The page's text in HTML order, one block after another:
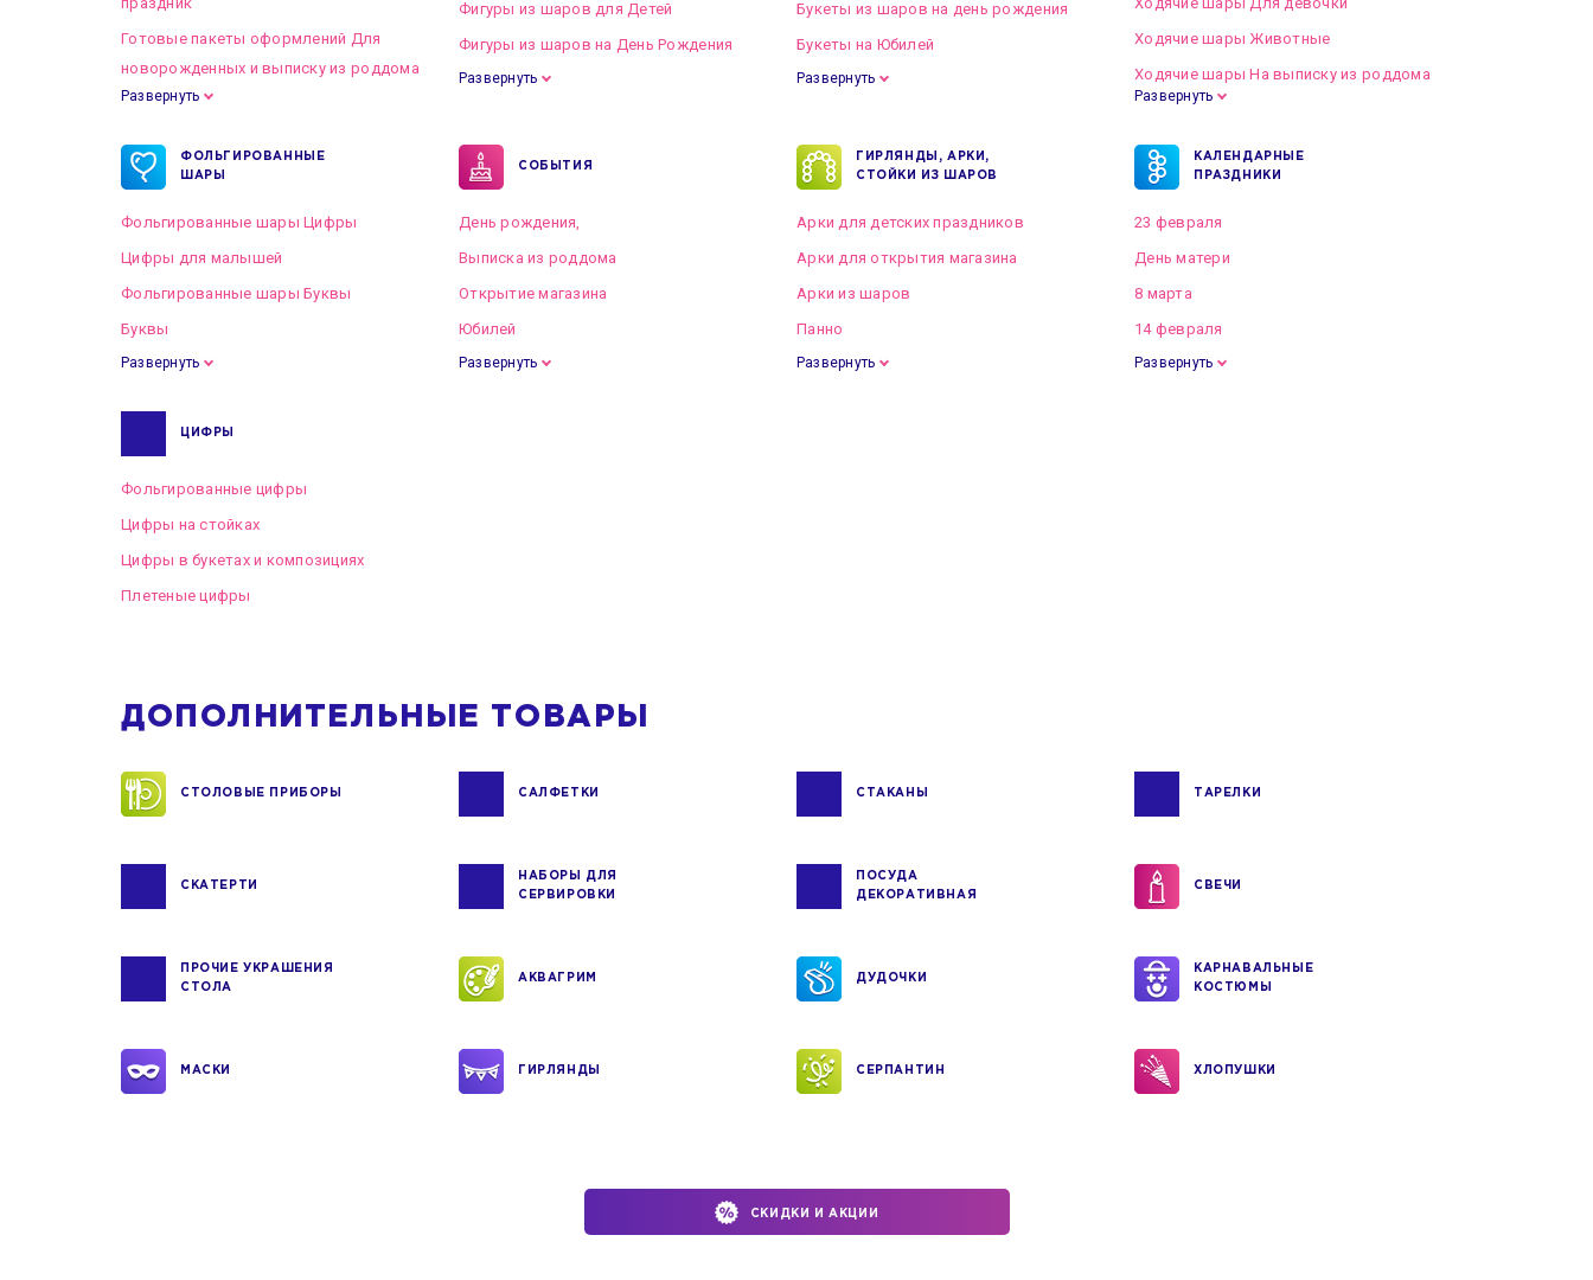
Готовые пакеты оформлений Для
новорожденных и выписку из роддома
Готовые пакеты оформлений на Свадьбу
Развернуть
Фигуры из шаров для Детей
Фигуры из шаров на День Рождения
Развернуть
Букеты из шаров на день рождения
Букеты на Юбилей
Развернуть
Ходячие шары Животные
Ходячие шары На выписку из роддома
Развернуть
ФОЛЬГИРОВАННЫЕ
ШАРЫ
Фольгированные шары Цифры
Цифры для малышей
Фольгированные шары Буквы
Буквы
Развернуть
СОБЫТИЯ
День рождения,
Выписка из роддома
Открытие магазина
Юбилей
Развернуть
ГИРЛЯНДЫ, АРКИ,
СТОЙКИ ИЗ ШАРОВ
Арки для детских праздников
Арки для открытия магазина
Арки из шаров
Панно
Развернуть
КАЛЕНДАРНЫЕ
ПРАЗДНИКИ
23 февраля
День матери
8 марта
14 февраля
Развернуть
ЦИФРЫ
Фольгированные цифры
Цифры на стойках
Цифры в букетах и композициях
Плетеные цифры
ДОПОЛНИТЕЛЬНЫЕ ТОВАРЫ
СТОЛОВЫЕ ПРИБОРЫ САЛФЕТКИ СТАКАНЫ ТАРЕЛКИ
СКАТЕРТИ
НАБОРЫ ДЛЯ
СЕРВИРОВКИ
ПОСУДА
ДЕКОРАТИВНАЯ
СВЕЧИ
ПРОЧИЕ УКРАШЕНИЯ
СТОЛА
АКВАГРИМ ДУДОЧКИ
КАРНАВАЛЬНЫЕ
КОСТЮМЫ
МАСКИ ГИРЛЯНДЫ СЕРПАНТИН ХЛОПУШКИ
СКИДКИ И АКЦИИ